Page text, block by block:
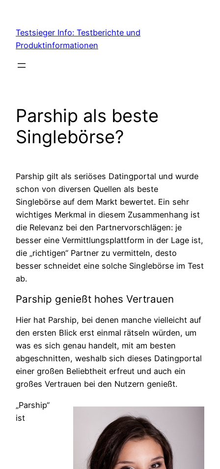
content
Testsieger Info: Testberichte und
Produktinformationen
Parship als beste
Singlebörse?
Parship gilt als seriöses Datingportal und wurde
schon von diversen Quellen als beste
Singlebörse auf dem Markt bewertet. Ein sehr
wichtiges Merkmal in diesem Zusammenhang ist
die Relevanz bei den Partnervorschlägen: je
besser eine Vermittlungsplattform in der Lage ist,
die „richtigen“ Partner zu vermitteln, desto
besser schneidet eine solche Singlebörse im Test
ab.
Parship genießt hohes Vertrauen
Hier hat Parship, bei denen manche vielleicht auf
den ersten Blick erst einmal rätseln würden, um
was es sich genau handelt, mit am besten
abgeschnitten, weshalb sich dieses Datingportal
einer großen Beliebtheit erfreut und auch ein
großes Vertrauen bei den Nutzern genießt.
„Parship“
ist